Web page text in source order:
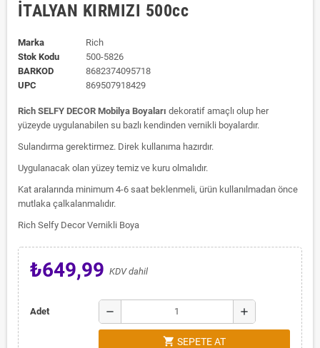
İTALYAN KIRMIZI 500cc
Marka
Rich
Stok Kodu
500-5826
BARKOD
8682374095718
UPC
869507918429
Rich SELFY DECOR Mobilya Boyaları dekoratif amaçlı olup her
yüzeyde uygulanabilen su bazlı kendinden vernikli boyalardır.
Sulandırma gerektirmez. Direk kullanıma hazırdır.
Uygulanacak olan yüzey temiz ve kuru olmalıdır.
Kat aralarında minimum 4-6 saat beklenmeli, ürün kullanılmadan önce
mutlaka çalkalanmalıdır.
Rich Selfy Decor Vernikli Boya
₺649,99 KDV dahil
Adet remove add
shopping_cart SEPETE AT